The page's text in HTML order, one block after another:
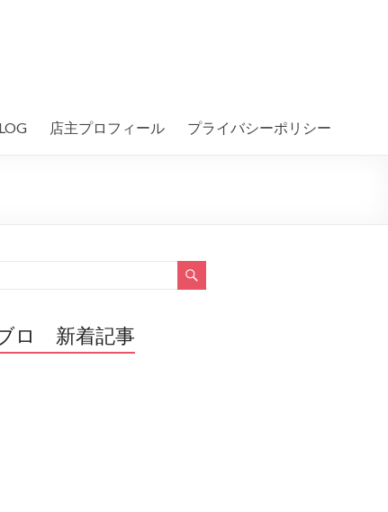
店主プロフィール プライバシーポリシー
ロ 新着記事